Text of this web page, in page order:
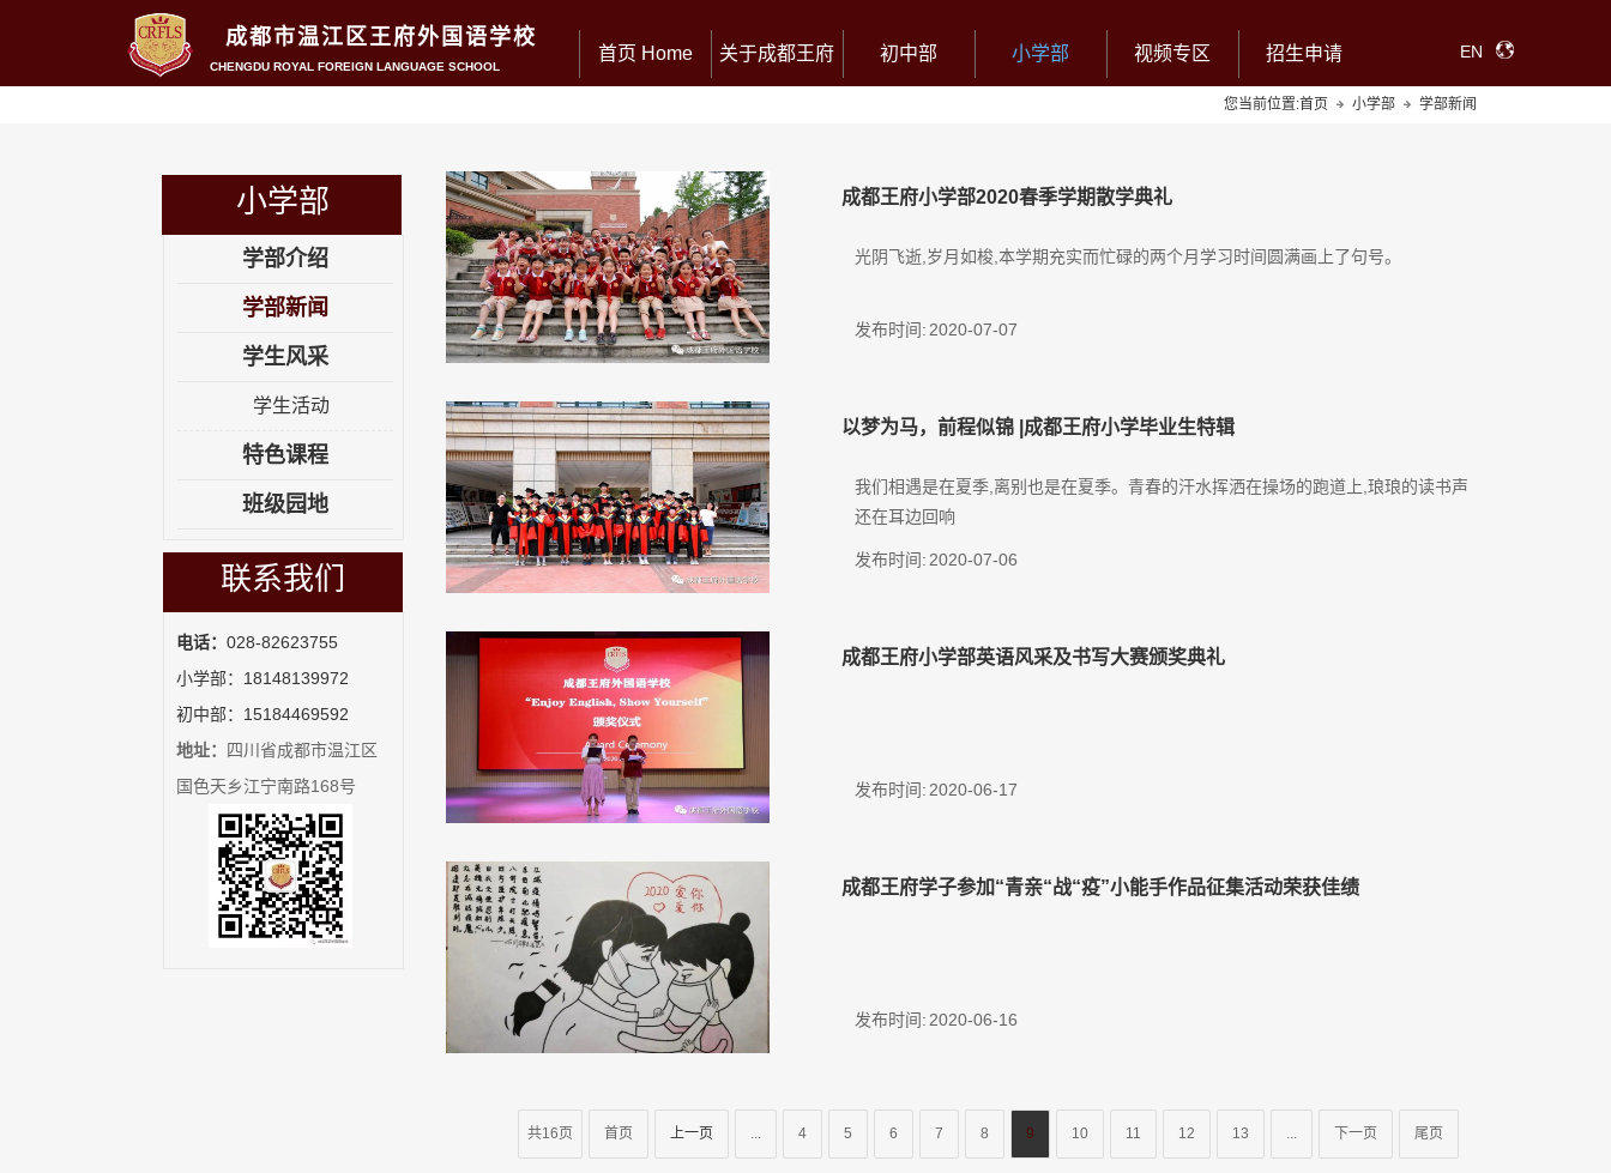
成都市温江区王府外国语学校
CHENGDU ROYAL FOREIGN LANGUAGE SCHOOL
首页 Home 关于成都王府 初中部 小学部 视频专区 招生申请 EN
您当前位置:首页 小学部 学部新闻
小学部
学部介绍
学部新闻
学生风采
学生活动
特色课程
班级园地
联系我们
电话： 028-82623755
小学部：18148139972
初中部：15184469592
地址：
四川省成都市温江区
国色天乡江宁南路168号
成都王府小学部2020春季学期散学典礼
2020-07-07
发布时间:
光阴飞逝,岁月如梭,本学期充实而忙碌的两个月学习时间圆满画上了句号。
以梦为马，前程似锦 |成都王府小学毕业生特辑
2020-07-06
发布时间:
我们相遇是在夏季,离别也是在夏季。青春的汗水挥洒在操场的跑道上,琅琅的读书声
还在耳边回响
成都王府小学部英语风采及书写大赛颁奖典礼
2020-06-17
发布时间:
成都王府学子参加“青亲“战“疫”小能手作品征集活动荣获佳绩
2020-06-16
发布时间:
共16页 首页 上一页 ... 4 5 6 7 8 9 10 11 12 13 ... 下一页 尾页